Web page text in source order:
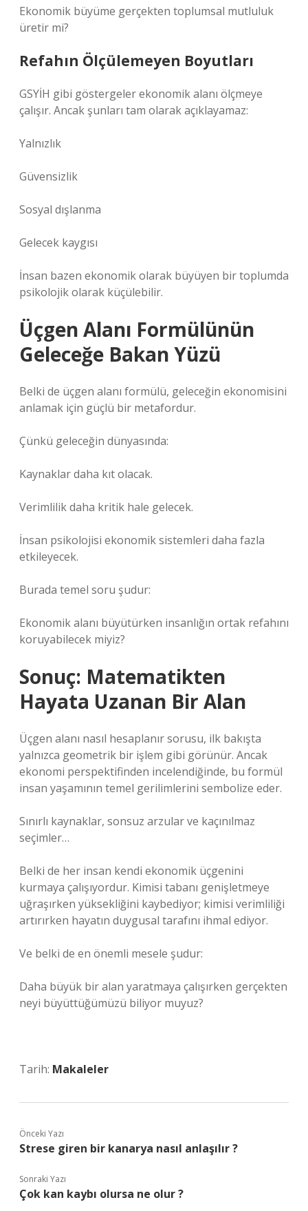
Ekonomik büyüme gerçekten toplumsal mutluluk
üretir mi?
Refahın Ölçülemeyen Boyutları
GSYİH gibi göstergeler ekonomik alanı ölçmeye
çalışır. Ancak şunları tam olarak açıklayamaz:
Yalnızlık
Güvensizlik
Sosyal dışlanma
Gelecek kaygısı
İnsan bazen ekonomik olarak büyüyen bir toplumda
psikolojik olarak küçülebilir.
Üçgen Alanı Formülünün
Geleceğe Bakan Yüzü
Belki de üçgen alanı formülü, geleceğin ekonomisini
anlamak için güçlü bir metafordur.
Çünkü geleceğin dünyasında:
Kaynaklar daha kıt olacak.
Verimlilik daha kritik hale gelecek.
İnsan psikolojisi ekonomik sistemleri daha fazla
etkileyecek.
Burada temel soru şudur:
Ekonomik alanı büyütürken insanlığın ortak refahını
koruyabilecek miyiz?
Sonuç: Matematikten
Hayata Uzanan Bir Alan
Üçgen alanı nasıl hesaplanır sorusu, ilk bakışta
yalnızca geometrik bir işlem gibi görünür. Ancak
ekonomi perspektifinden incelendiğinde, bu formül
insan yaşamının temel gerilimlerini sembolize eder.
Sınırlı kaynaklar, sonsuz arzular ve kaçınılmaz
seçimler…
Belki de her insan kendi ekonomik üçgenini
kurmaya çalışıyordur. Kimisi tabanı genişletmeye
uğraşırken yüksekliğini kaybediyor; kimisi verimliliği
artırırken hayatın duygusal tarafını ihmal ediyor.
Ve belki de en önemli mesele şudur:
Daha büyük bir alan yaratmaya çalışırken gerçekten
neyi büyüttüğümüzü biliyor muyuz?
Tarih: Makaleler
Önceki Yazı
Strese giren bir kanarya nasıl anlaşılır ?
Sonraki Yazı
Çok kan kaybı olursa ne olur ?